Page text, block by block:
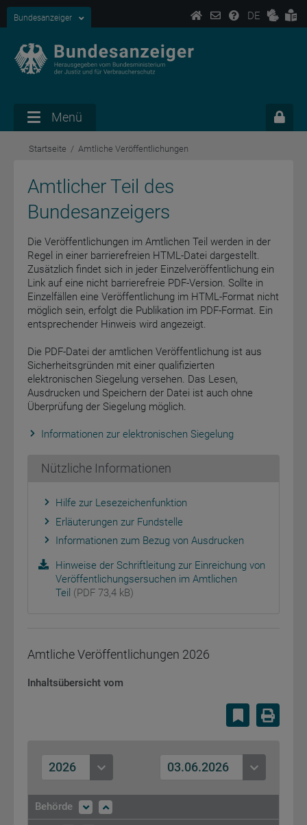
Bundesanzeiger DE
Menü
Startseite Amtliche Veröffentlichungen
Amtlicher Teil des
Bundesanzeigers
Die Veröffentlichungen im Amtlichen Teil werden in der
Regel in einer barrierefreien HTML-Datei dargestellt.
Zusätzlich findet sich in jeder Einzelveröffentlichung ein
Link auf eine nicht barrierefreie PDF-Version. Sollte in
Einzelfällen eine Veröffentlichung im HTML-Format nicht
möglich sein, erfolgt die Publikation im PDF-Format. Ein
entsprechender Hinweis wird angezeigt.
Die PDF-Datei der amtlichen Veröffentlichung ist aus
Sicherheitsgründen mit einer qualifizierten
elektronischen Siegelung versehen. Das Lesen,
Ausdrucken und Speichern der Datei ist auch ohne
Überprüfung der Siegelung möglich.
Informationen zur elektronischen Siegelung
Nützliche Informationen
Hilfe zur Lesezeichenfunktion
Erläuterungen zur Fundstelle
Informationen zum Bezug von Ausdrucken
Hinweise der Schriftleitung zur Einreichung von
Veröffentlichungsersuchen im Amtlichen
Teil (PDF 73,4 kB)
Amtliche Veröffentlichungen 2026
Inhaltsübersicht vom
2026 03.06.2026
Behörde